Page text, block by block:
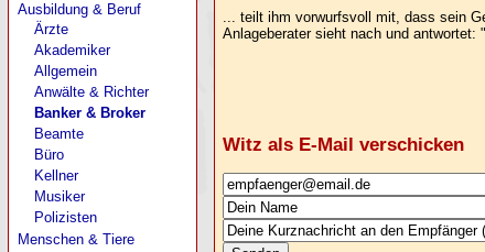
... teilt ihm vorwurfsvoll mit, dass sein
Anlageberater sieht nach und
Witz als E-Mail verschicken
Ausbildung & Beruf
Ärzte
Akademiker
Allgemein
Anwälte & Richter
Banker & Broker
Beamte
Büro
Kellner
Musiker
Polizisten
Menschen & Tiere